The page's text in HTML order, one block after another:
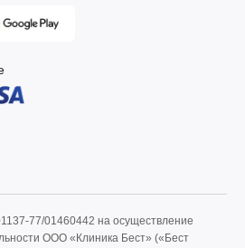
77/01460442 на осуществление
ООО «Клиника Бест» («Бест